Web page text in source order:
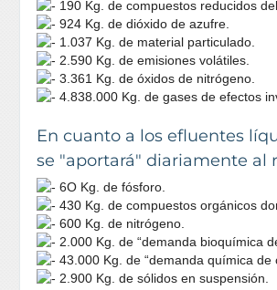
190 Kg. de compuestos reducidos
924 Kg. de dióxido de azufre.
1.037 Kg. de material particulado.
2.590 Kg. de emisiones volátiles.
3.361 Kg. de óxidos de nitrógeno.
4.838.000 Kg. de gases de efectos
En cuanto a los efluentes
se "aportará" diariamente al
6O Kg. de fósforo.
430 Kg. de compuestos orgánicos
600 Kg. de nitrógeno.
2.000 Kg. de “demanda bioquímica
43.000 Kg. de “demanda química de
2.900 Kg. de sólidos en suspensión.